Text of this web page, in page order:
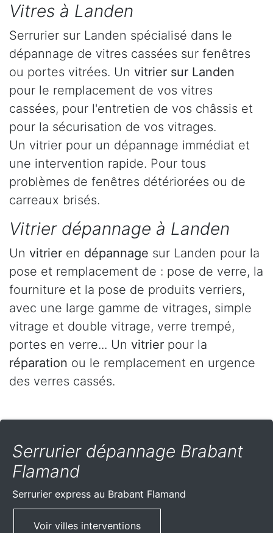
Vitres à Landen
Serrurier sur Landen spécialisé dans le
dépannage de vitres cassées sur fenêtres
ou portes vitrées. Un vitrier sur Landen
pour le remplacement de vos vitres
cassées, pour l'entretien de vos châssis et
pour la sécurisation de vos vitrages.
Un vitrier pour un dépannage immédiat et
une intervention rapide. Pour tous
problèmes de fenêtres détériorées ou de
carreaux brisés.
Vitrier dépannage à Landen
Un vitrier en dépannage sur Landen pour la
pose et remplacement de : pose de verre, la
fourniture et la pose de produits verriers,
avec une large gamme de vitrages, simple
vitrage et double vitrage, verre trempé,
portes en verre... Un vitrier pour la
réparation ou le remplacement en urgence
des verres cassés.
Serrurier dépannage Brabant
Flamand
Serrurier express au Brabant Flamand
Voir villes interventions